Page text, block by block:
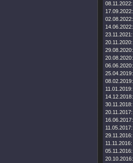
08.11.2022:
17.09.2022:
02.08.2022:
14.06.2022:
23.11.2021:
20.11.2020:
29.08.2020:
20.08.2020:
06.06.2020:
25.04.2019:
08.02.2019:
11.01.2019:
14.12.2018:
30.11.2018:
20.11.2017:
16.06.2017:
11.05.2017:
29.11.2016:
11.11.2016:
05.11.2016:
20.10.2016: